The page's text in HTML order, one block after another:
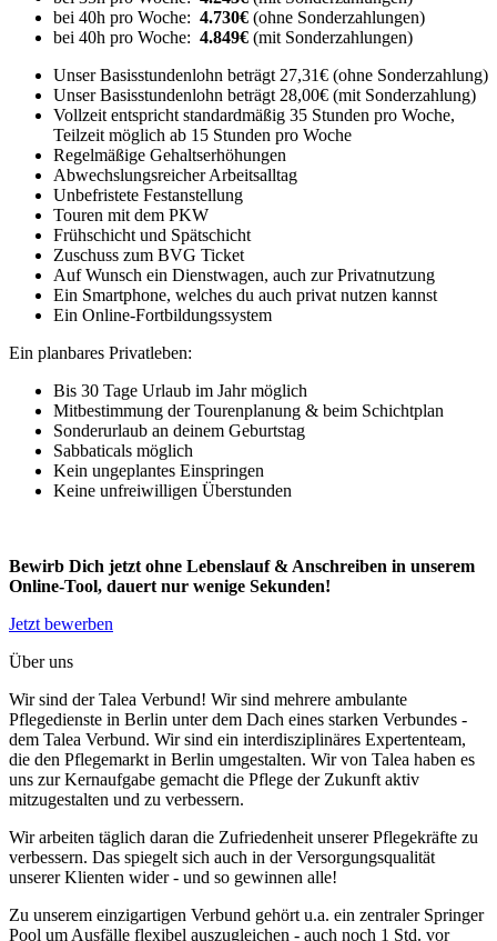
bei 40h pro Woche: 4.730€ (ohne Sonderzahlungen)
bei 40h pro Woche: 4.849€ (mit Sonderzahlungen)
Unser Basisstundenlohn beträgt 27,31€ (ohne Sonderzahlung)
Unser Basisstundenlohn beträgt 28,00€ (mit Sonderzahlung)
Vollzeit entspricht standardmäßig 35 Stunden pro Woche,
Teilzeit möglich ab 15 Stunden pro Woche
Regelmäßige Gehaltserhöhungen
Abwechslungsreicher Arbeitsalltag
Unbefristete Festanstellung
Touren mit dem PKW
Frühschicht und Spätschicht
Zuschuss zum BVG Ticket
Auf Wunsch ein Dienstwagen, auch zur Privatnutzung
Ein Smartphone, welches du auch privat nutzen kannst
Ein Online-Fortbildungssystem
Ein planbares Privatleben:
Bis 30 Tage Urlaub im Jahr möglich
Mitbestimmung der Tourenplanung & beim Schichtplan
Sonderurlaub an deinem Geburtstag
Sabbaticals möglich
Kein ungeplantes Einspringen
Keine unfreiwilligen Überstunden
Bewirb Dich jetzt ohne Lebenslauf & Anschreiben in unserem
Online-Tool, dauert nur wenige Sekunden!
Jetzt bewerben
Über uns
Wir sind der Talea Verbund! Wir sind mehrere ambulante
Pflegedienste in Berlin unter dem Dach eines starken Verbundes -
dem Talea Verbund. Wir sind ein interdisziplinäres Expertenteam,
die den Pflegemarkt in Berlin umgestalten. Wir von Talea haben es
uns zur Kernaufgabe gemacht die Pflege der Zukunft aktiv
mitzugestalten und zu verbessern.
Wir arbeiten täglich daran die Zufriedenheit unserer Pflegekräfte zu
verbessern. Das spiegelt sich auch in der Versorgungsqualität
unserer Klienten wider - und so gewinnen alle!
Zu unserem einzigartigen Verbund gehört u.a. ein zentraler Springer
Pool um Ausfälle flexibel auszugleichen - auch noch 1 Std. vor